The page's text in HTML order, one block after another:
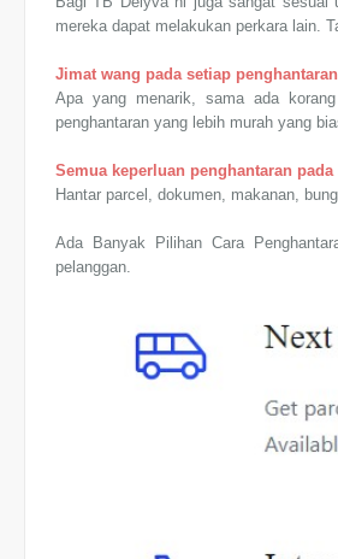
mereka dapat melakukan perkara lain.
Jimat wang pada setiap penghantaran
Apa yang menarik, sama ada
penghantaran yang lebih murah yang
Semua keperluan penghantaran
Hantar parcel, dokumen, makanan,
Ada Banyak Pilihan Cara
pelanggan.